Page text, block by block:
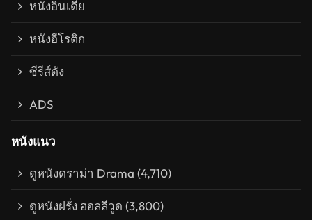
หนังอินเดีย
หนังอีโรติก
ซีรีส์ดัง
ADS
หนังแนว
ดูหนังดราม่า Drama (4,710)
ดูหนังฝรั่ง ฮอลลีวูด (3,800)